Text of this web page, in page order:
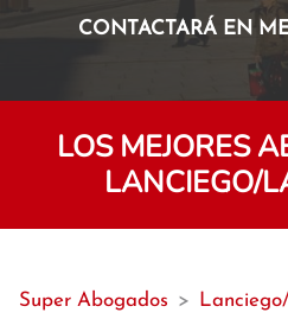
CONTACTARÁ EN
LOS MEJORES
LANCIEGO/
Super Abogados >